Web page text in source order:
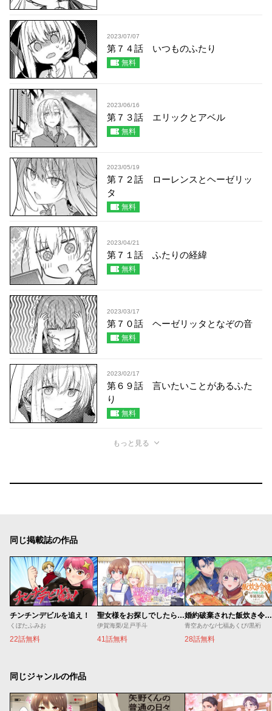
2023/07/07
第７４話 いつものふたり
無料
2023/06/16
第７３話 エリックとアベル
無料
2023/05/19
第７２話 ローレンスとヘーゼリッ
タ
無料
2023/04/21
第７１話 ふたりの経緯
無料
2023/03/17
第７０話 ヘーゼリッタとなぞの音
無料
2023/02/17
第６９話 言いたいことがあるふた
り
無料
もっと見る
同じ掲載誌の作品
チンチンデビルを追え！
くぼたふみお
22話無料
聖女様をお探しでしたら妹で間違いありません。さあどうぞお連れください、今すぐ。
伊賀海栗/足戸手斗
41話無料
婚約破棄された飯炊き令嬢の私は冷酷公爵と専属契約しました～ですが胃袋を掴んだ結果、冷たかった公爵様がどんどん優しくなっています～
青空あかな/七福あくび/黒裄
28話無料
同じジャンルの作品